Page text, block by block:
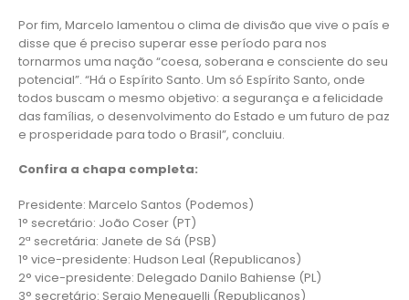
Por fim, Marcelo lamentou o clima de divisão que vive o país e
disse que é preciso superar esse período para nos
tornarmos uma nação “coesa, soberana e consciente do seu
potencial”. “Há o Espírito Santo. Um só Espírito Santo, onde
todos buscam o mesmo objetivo: a segurança e a felicidade
das famílias, o desenvolvimento do Estado e um futuro de paz
e prosperidade para todo o Brasil”, concluiu.
Confira a chapa completa:
Presidente: Marcelo Santos (Podemos)
1° secretário: João Coser (PT)
2ª secretária: Janete de Sá (PSB)
1° vice-presidente: Hudson Leal (Republicanos)
2° vice-presidente: Delegado Danilo Bahiense (PL)
3° secretário: Sergio Meneguelli (Republicanos)